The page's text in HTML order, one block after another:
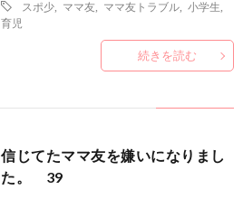
スポ少
ママ友 ママ友トラブル ,小学生
育児
続きを読む
信じてたママ友を嫌いになりまし
た。 39